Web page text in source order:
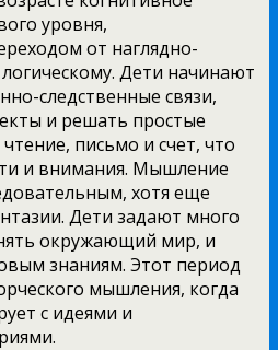
уровня,
от наглядно-
Дети начинают
следственные связи,
и решать простые
письмо и счет, что
и внимания. Мышление
хотя еще
Дети задают много
окружающий мир, и
знаниям. Этот период
мышления, когда
с идеями и